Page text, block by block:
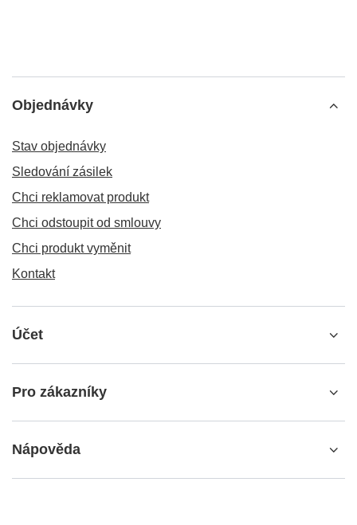
Objednávky
Stav objednávky
Sledování zásilek
Chci reklamovat produkt
Chci odstoupit od smlouvy
Chci produkt vyměnit
Kontakt
Účet
Pro zákazníky
Nápověda